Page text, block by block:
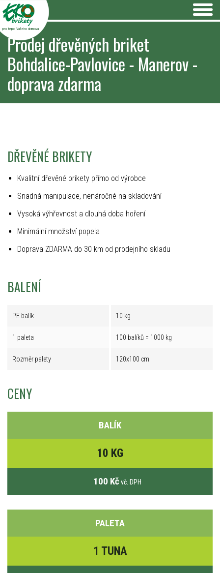
pro teplo Vašeho domova
Prodej dřevěných briket
Bohdalice-Pavlovice - Manerov -
doprava zdarma
DŘEVĚNÉ BRIKETY
Kvalitní dřevěné brikety přímo od výrobce
Snadná manipulace, nenáročné na skladování
Vysoká výhřevnost a dlouhá doba hoření
Minimální množství popela
Doprava ZDARMA do 30 km od prodejního skladu
BALENÍ
PE balík 10 kg
1 paleta 100 balíků = 1000 kg
Rozměr palety 120x100 cm
CENY
BALÍK
10 KG
100 Kč vč. DPH
PALETA
1 TUNA